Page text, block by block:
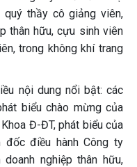
thầy cô giảng viên,
thân hữu, cựu sinh viên
trong không khí trang
nội dung nổi bật: các
biểu chào mừng của
Đ-ĐT, phát biểu của
đốc điều hành Công ty
nghiệp thân hữu,